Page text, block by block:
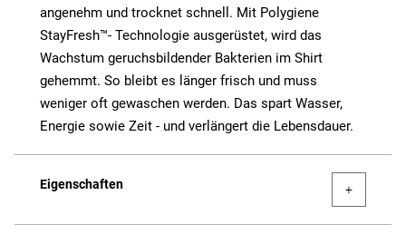
angenehm und trocknet schnell. Mit Polygiene
StayFresh™- Technologie ausgerüstet, wird das
Wachstum geruchsbildender Bakterien im Shirt
gehemmt. So bleibt es länger frisch und muss
weniger oft gewaschen werden. Das spart Wasser,
Energie sowie Zeit - und verlängert die Lebensdauer.
Eigenschaften